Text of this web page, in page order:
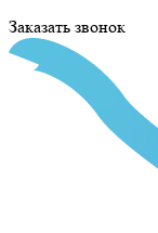
Заказать звонок